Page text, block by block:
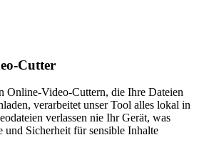
Cutter
Online-Video-Cuttern, die Ihre Dateien
verarbeitet unser Tool alles lokal in
verlassen nie Ihr Gerät, was
und Sicherheit für sensible Inhalte